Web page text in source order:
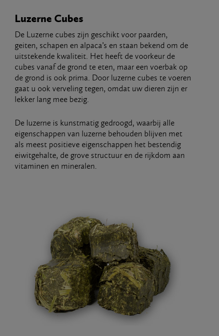
Luzerne Cubes
De Luzerne cubes zijn geschikt voor paarden,
geiten, schapen en alpaca’s en staan bekend om de
uitstekende kwaliteit. Het heeft de voorkeur de
cubes vanaf de grond te eten, maar een voerbak op
de grond is ook prima. Door luzerne cubes te voeren
gaat u ook verveling tegen, omdat uw dieren zijn er
lekker lang mee bezig.
De luzerne is kunstmatig gedroogd, waarbij alle
eigenschappen van luzerne behouden blijven met
als meest positieve eigenschappen het bestendig
eiwitgehalte, de grove structuur en de rijkdom aan
vitaminen en mineralen.